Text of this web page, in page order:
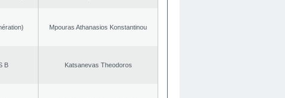
Mpouras Athanasios Konstantinou
Β Katsanevas Theodoros